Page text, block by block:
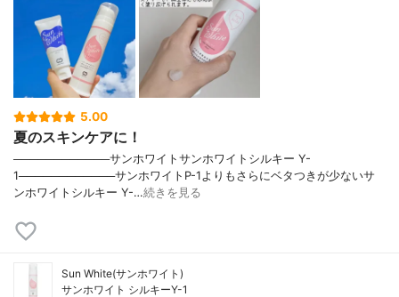
5.00
夏のスキンケアに！
────────────サンホワイトサンホワイトシルキー Y-
1────────────サンホワイトP-1よりもさらにベタつきが少ないサ
ンホワイトシルキー Y-…続きを見る
Sun White(サンホワイト)
サンホワイト シルキーY-1